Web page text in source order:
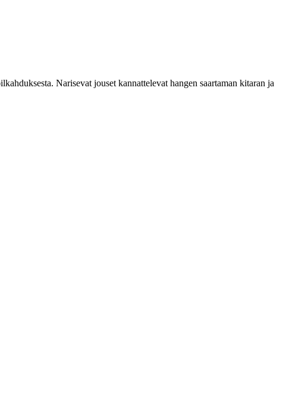
Narisevat jouset kannattelevat hangen saartaman kitaran ja